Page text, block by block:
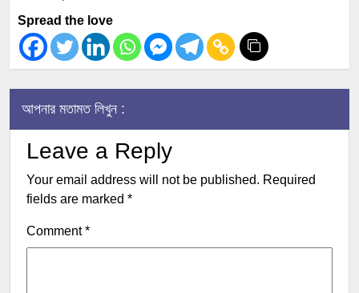
Spread the love
আপনার মতামত লিখুন :
Leave a Reply
Your email address will not be published. Required
fields are marked *
Comment*